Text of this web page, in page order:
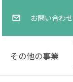
お問い合わせ
その他の事業